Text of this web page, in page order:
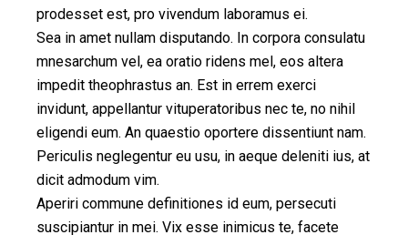
prodesset est, pro vivendum laboramus ei.
Sea in amet nullam disputando. In corpora consulatu
mnesarchum vel, ea oratio ridens mel, eos altera
impedit theophrastus an. Est in errem exerci
invidunt, appellantur vituperatoribus nec te, no nihil
eligendi eum. An quaestio oportere dissentiunt nam.
Periculis neglegentur eu usu, in aeque deleniti ius, at
dicit admodum vim.
Aperiri commune definitiones id eum, persecuti
suscipiantur in mei. Vix esse inimicus te, facete